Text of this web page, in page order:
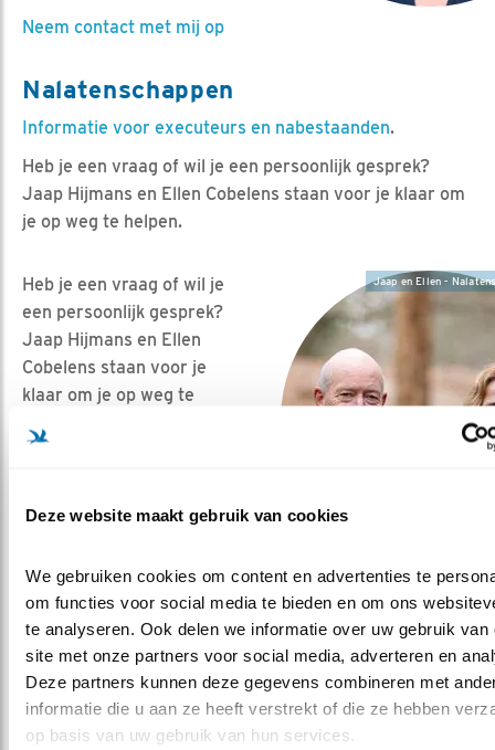
Deze website maakt gebruik van cookies
We gebruiken cookies om content en advertenties te
om functies voor social media te bieden en om ons
te analyseren. Ook delen we informatie over uw gebruik van
site met onze partners voor social media, adverteren en
Deze partners kunnen deze gegevens combineren met
informatie die u aan ze heeft verstrekt of die ze hebben
op basis van uw gebruik van hun services.
Neem contact met mij op
Nalatenschappen
Informatie voor executeurs en nabestaanden.
Heb je een vraag of wil je een persoonlijk gesprek?
Jaap Hijmans en Ellen Cobelens staan voor je klaar om
je op weg te helpen.
Jaap en Ellen -
Heb je een vraag of wil je
een persoonlijk gesprek?
Jaap Hijmans en Ellen
Cobelens staan voor je
klaar om je op weg te
Klachten
betrekking heeft op het
dienstverlening van Vogelbescherming Nederland, dan
kun je deze uiten via
dit formulier
Onze klachtenprocedure lees je hier (pdf).
Vogelbescherming hecht grote waarde aan integriteit.